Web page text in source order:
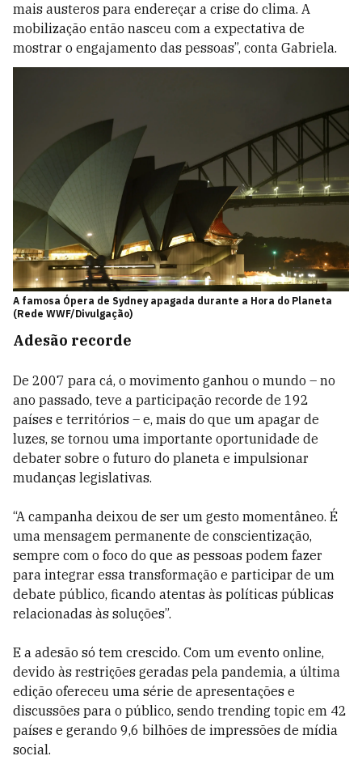
mais austeros para endereçar a crise do clima. A
mobilização então nasceu com a expectativa de
mostrar o engajamento das pessoas”, conta Gabriela.
A famosa Ópera de Sydney apagada durante a Hora do Planeta
(Rede WWF/Divulgação)
Adesão recorde
De 2007 para cá, o movimento ganhou o mundo – no
ano passado, teve a participação recorde de 192
países e territórios – e, mais do que um apagar de
luzes, se tornou uma importante oportunidade de
debater sobre o futuro do planeta e impulsionar
mudanças legislativas.
“A campanha deixou de ser um gesto momentâneo. É
uma mensagem permanente de conscientização,
sempre com o foco do que as pessoas podem fazer
para integrar essa transformação e participar de um
debate público, ficando atentas às políticas públicas
relacionadas às soluções”.
E a adesão só tem crescido. Com um evento online,
devido às restrições geradas pela pandemia, a última
edição ofereceu uma série de apresentações e
discussões para o público, sendo trending topic em 42
países e gerando 9,6 bilhões de impressões de mídia
social.